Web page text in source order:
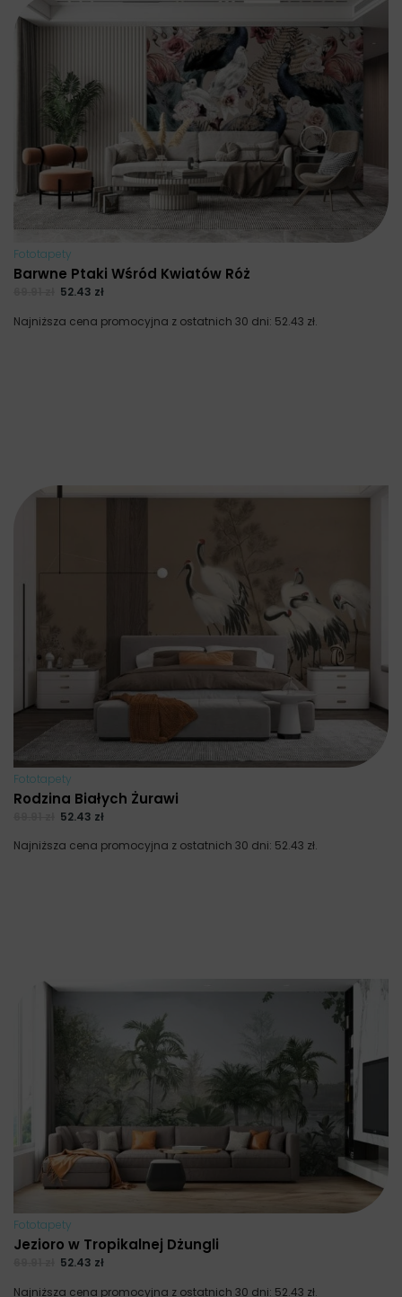
Fototapety
Barwne Ptaki Wśród Kwiatów Róż
52.43 zł
Najniższa cena promocyjna z ostatnich 30 dni: 52.43 zł.
Fototapety
Rodzina Białych Żurawi
52.43 zł
Najniższa cena promocyjna z ostatnich 30 dni: 52.43 zł.
Fototapety
Jezioro w Tropikalnej Dżungli
52.43 zł
Najniższa cena promocyjna z ostatnich 30 dni: 52.43 zł.